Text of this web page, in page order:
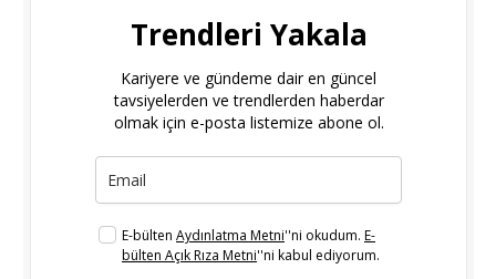
Trendleri Yakala
Kariyere ve gündeme dair en güncel
tavsiyelerden ve trendlerden haberdar
olmak için e-posta listemize abone ol.
E-bülten Aydınlatma Metni''ni okudum. E-
bülten Açık Rıza Metni''ni kabul ediyorum.